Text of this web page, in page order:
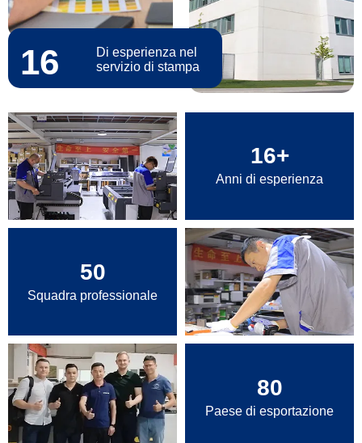
16
Di esperienza nel
servizio di stampa
16+
Anni di esperienza
50
Squadra professionale
80
Paese di esportazione